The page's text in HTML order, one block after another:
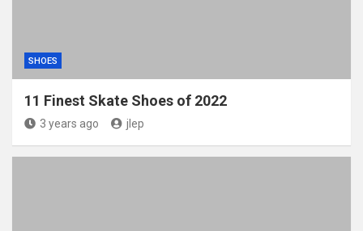
SHOES
11 Finest Skate Shoes of 2022
3 years ago jlep